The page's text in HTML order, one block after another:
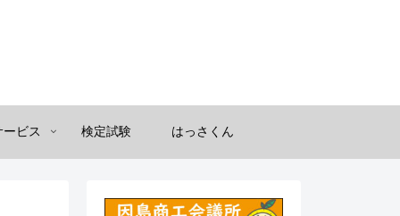
ビス 検定試験 はっさくん